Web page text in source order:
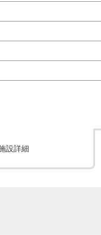
設詳細